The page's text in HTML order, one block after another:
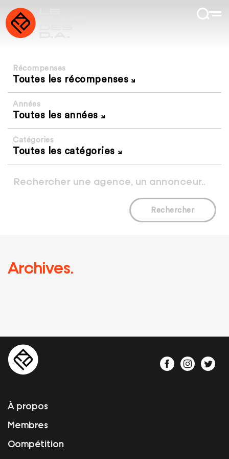
Récompenses
Toutes les récompenses
Années
Toutes les années
Catégories
Toutes les catégories
Rechercher
Archives.
À propos
Membres
Compétition